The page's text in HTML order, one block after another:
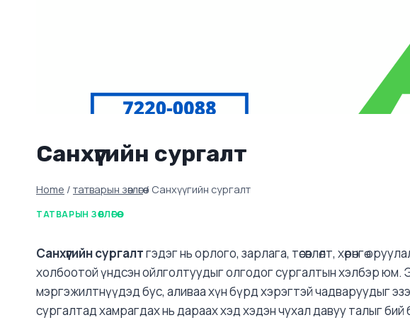
Санхүүгийн сургалт
Home / татварын зөвлөгөө/ Санхүүгийн сургалт
ТАТВАРЫН ЗӨВЛӨГӨӨ
Санхүүгийн сургалтгэдэг нь орлого, зарлага, төсөвлөлт, хөрөнгө
холбоотой үндсэн ойлголтуудыг олгодог сургалтын хэлбэр юм.
мэргэжилтнүүдэд бус, аливаа хүн бүрд хэрэгтэй чадваруудыг
сургалтад хамрагдах нь дараах хэд хэдэн чухал давуу талыг бий